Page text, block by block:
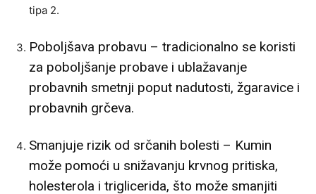
tipa 2.
Poboljšava probavu – tradicionalno se koristi
za poboljšanje probave i ublažavanje
probavnih smetnji poput nadutosti, žgaravice i
probavnih grčeva.
Smanjuje rizik od srčanih bolesti – Kumin
može pomoći u snižavanju krvnog pritiska,
holesterola i triglicerida, što može smanjiti